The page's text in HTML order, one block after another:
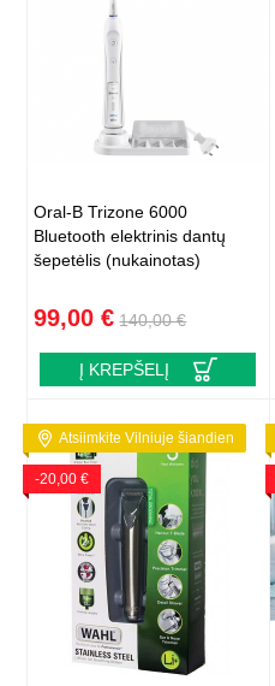
Oral-B Trizone 6000
Bluetooth elektrinis dantų
šepetėlis (nukainotas)
99,00 € 140,00 €
Į KREPŠELĮ
Atsiimkite Vilniuje šiandien
-20,00 €